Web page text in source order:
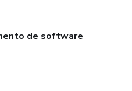
de software